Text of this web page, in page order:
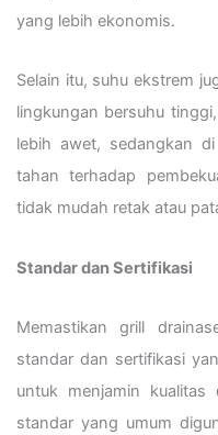
yang lebih ekonomis.
Selain itu, suhu ekstrem
lingkungan bersuhu
lebih awet, sedangkan
tahan terhadap
tidak mudah retak atau
Standar dan Sertifikasi
Memastikan grill
standar dan sertifikasi
untuk menjamin kualitas
standar yang umum